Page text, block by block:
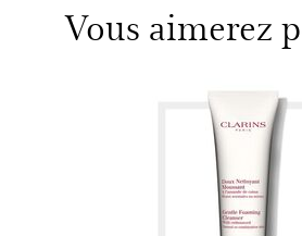
Vous aimerez